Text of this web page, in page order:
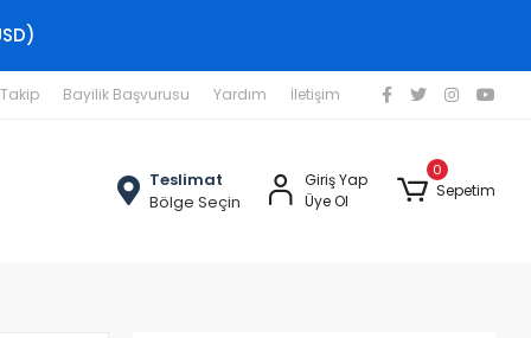
Bayilik Başvurusu Yardım İletişim
Teslimat
Bölge Seçin
Giriş Yap
Üye Ol
0
Sepetim